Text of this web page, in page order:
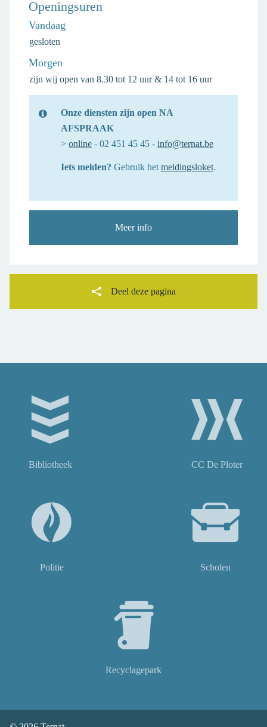
Openingsuren
Vandaag
gesloten
Morgen
zijn wij open van 8.30 tot 12 uur& 14 tot 16 uur
Onze diensten zijn open NA
AFSPRAAK
> online - 02 451 45 45 - info@ternat.be
Iets melden? Gebruik het meldingsloket.
Meer info
Deel deze pagina
FacebookTwitter
Bibliotheek CC De Ploter
Politie Scholen
Recyclagepark